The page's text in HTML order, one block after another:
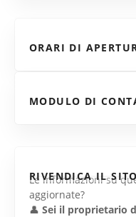
ORARI DI
MODULO DI
RIVENDICA IL
Le informazioni su
aggiornate?
👤 Sei il proprietario